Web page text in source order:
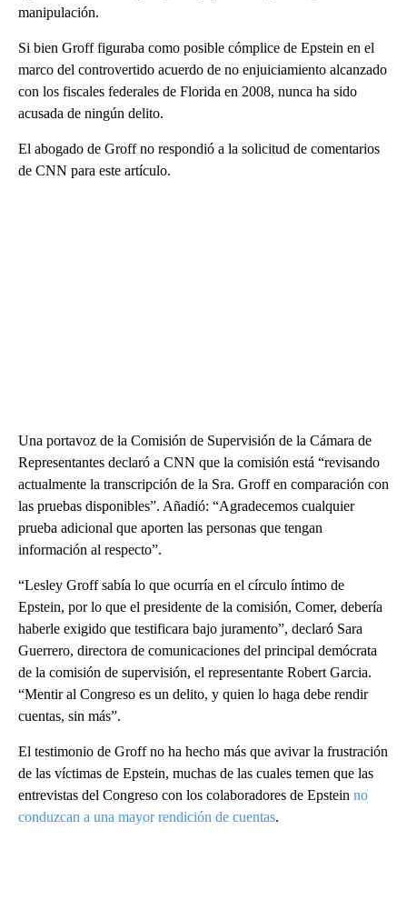
manipulación.
Si bien Groff figuraba como posible cómplice de Epstein en el
marco del controvertido acuerdo de no enjuiciamiento alcanzado
con los fiscales federales de Florida en 2008, nunca ha sido
acusada de ningún delito.
El abogado de Groff no respondió a la solicitud de comentarios
de CNN para este artículo.
Una portavoz de la Comisión de Supervisión de la Cámara de
Representantes declaró a CNN que la comisión está “revisando
actualmente la transcripción de la Sra. Groff en comparación con
las pruebas disponibles”. Añadió: “Agradecemos cualquier
prueba adicional que aporten las personas que tengan
información al respecto”.
“Lesley Groff sabía lo que ocurría en el círculo íntimo de
Epstein, por lo que el presidente de la comisión, Comer, debería
haberle exigido que testificara bajo juramento”, declaró Sara
Guerrero, directora de comunicaciones del principal demócrata
de la comisión de supervisión, el representante Robert Garcia.
“Mentir al Congreso es un delito, y quien lo haga debe rendir
cuentas, sin más”.
El testimonio de Groff no ha hecho más que avivar la frustración
de las víctimas de Epstein, muchas de las cuales temen que las
entrevistas del Congreso con los colaboradores de Epstein no
conduzcan a una mayor rendición de cuentas.